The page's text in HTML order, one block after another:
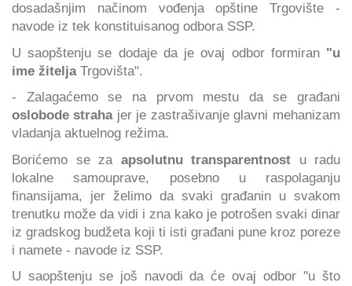
dosadašnjim načinom vođenja opštine Trgovište -
navode iz tek konstituisanog odbora SSP.
U saopštenju se dodaje da je ovaj odbor formiran "u
ime žitelja Trgovišta".
- Zalagaćemo se na prvom mestu da se građani
oslobode strahajer je zastrašivanje glavni mehanizam
vladanja aktuelnog režima.
Borićemo se za apsolutnu transparentnost u radu
lokalne samouprave, posebno u raspolaganju
finansijama, jer želimo da svaki građanin u svakom
trenutku može da vidi i zna kako je potrošen svaki dinar
iz gradskog budžeta koji ti isti građani pune kroz poreze
i namete - navode iz SSP.
U saopštenju se još navodi da će ovaj odbor "u što